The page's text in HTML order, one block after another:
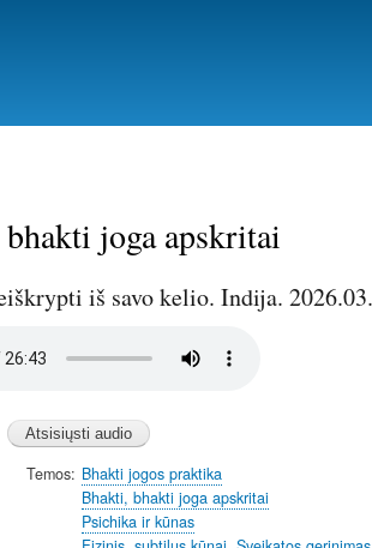
joga apskritai
iš savo kelio. Indija.
Temos Bhakti jogos praktika
Bhakti, bhakti joga apskritai
Psichika ir kūnas